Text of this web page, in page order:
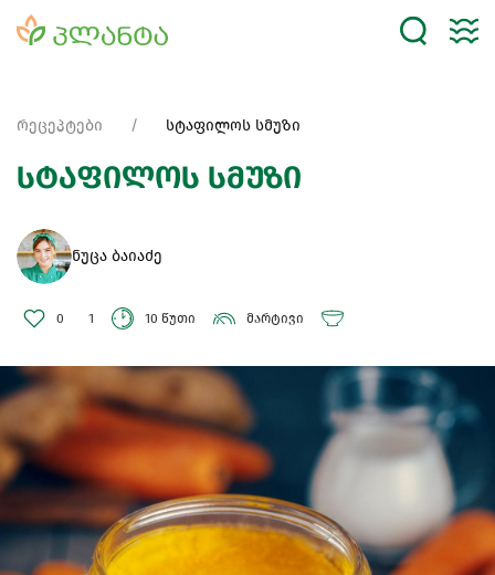
რეცეპტები სტაფილოს სმუზი
სტაფილოს სმუზი
ნუცა ბაიაძე
0 1 10 წუთი მარტივი